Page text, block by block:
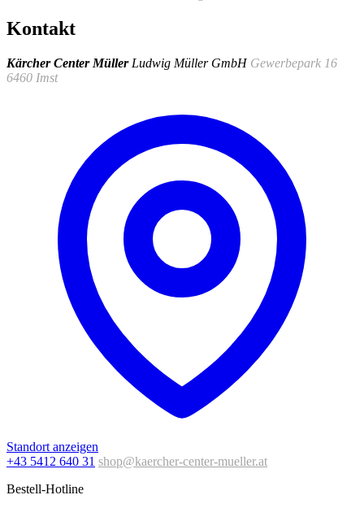
Kontakt
Kärcher Center Müller Ludwig Müller GmbH Gewerbepark 16
6460 Imst
Standort anzeigen
+43 5412 640 31 shop@kaercher-center-mueller.at
Bestell-Hotline